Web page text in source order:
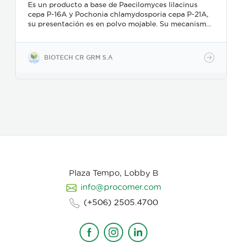
Es un producto a base de Paecilomyces lilacinus
cepa P-16A y Pochonia chlamydosporia cepa P-21A,
su presentación es en polvo mojable. Su mecanismo
contacto, se adhiere a las masas de huevos, forma
apresorios con hifas que ingresan a través de los
poros de la vitelina, posteriormente prolifera en los
BIOTECH CR GRM S.A
Plaza Tempo, Lobby B
info@procomer.com
(+506) 2505.4700